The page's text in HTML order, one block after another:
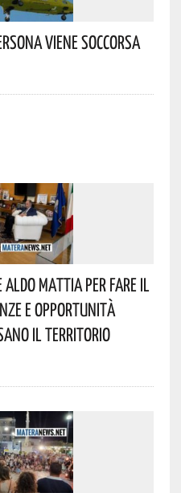
Viene Soccorsa
Aldo Mattia Per Fare Il
E Opportunità
Il Territorio